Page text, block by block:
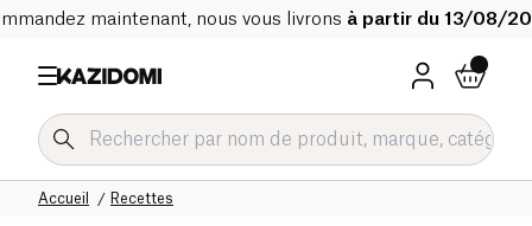
maintenant, nous vous livrons à partir du 13/08/
Recettes
Accueil